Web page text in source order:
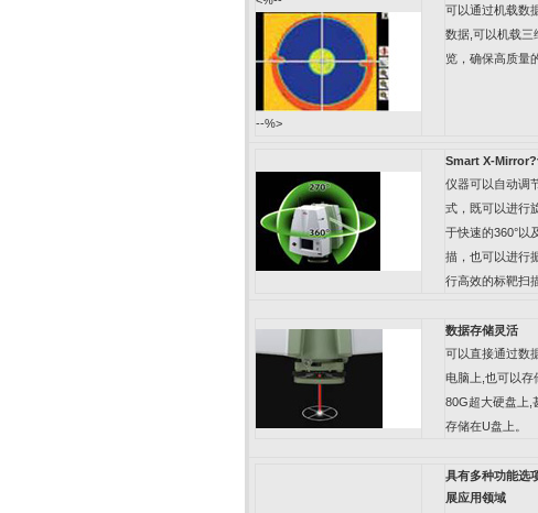
--%>
可以通过机载数
数据 可以机载三
览，确保高质量
Smart X-Mirror?
仪器可以自动调
式，既可以进行
于快速的360°以
描，也可以进行
行高效的标靶扫
数据存储灵活
可以直接通过数
电脑上 也可以存
80G超大硬盘上
存储在U盘上。
具有多种功能选
展应用领域